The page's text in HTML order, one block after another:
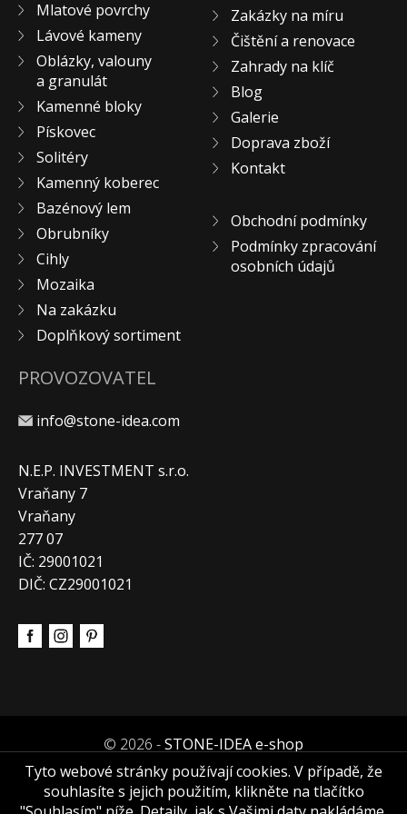
KONTAKT
Mlatové povrchy
Lávové kameny
Oblázky, valouny
a granulát
Kamenné bloky
Pískovec
Solitéry
Kamenný koberec
Bazénový lem
Obrubníky
Cihly
Mozaika
Na zakázku
Doplňkový sortiment
Zakázky na míru
Čištění a renovace
Zahrady na klíč
Blog
Galerie
Doprava zboží
Kontakt
Obchodní podmínky
Podmínky zpracování
osobních údajů
PROVOZOVATEL
info@stone-idea.com
N.E.P. INVESTMENT s.r.o.
Vraňany 7
Vraňany
277 07
IČ: 29001021
DIČ: CZ29001021
© 2026 -STONE-IDEA e-shop
Tyto webové stránky používají cookies. V případě, že
souhlasíte s jejich použitím, klikněte na tlačítko